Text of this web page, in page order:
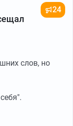
24
слов, но